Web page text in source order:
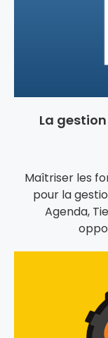
La
Maîtriser les
pour la
Agenda,